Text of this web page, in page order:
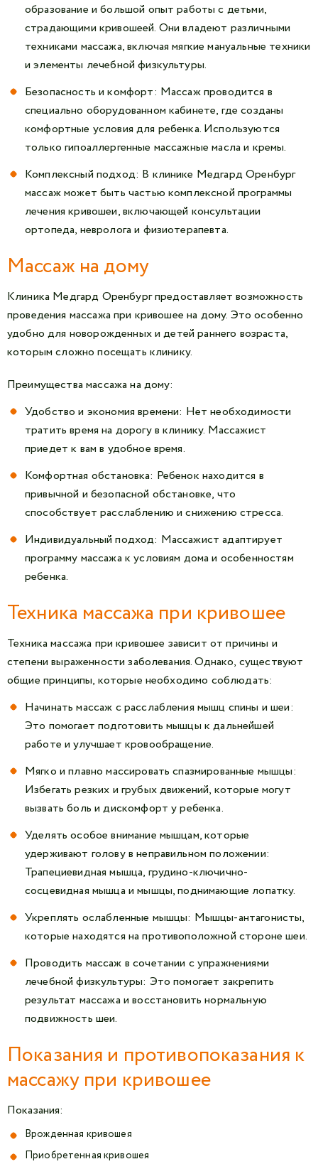
образование и большой опыт работы с детьми,
страдающими кривошеей. Они владеют различными
техниками массажа, включая мягкие мануальные техники
и элементы лечебной физкультуры.
Безопасность и комфорт: Массаж проводится в
специально оборудованном кабинете, где созданы
комфортные условия для ребенка. Используются
только гипоаллергенные массажные масла и кремы.
Комплексный подход: В клинике Медгард Оренбург
массаж может быть частью комплексной программы
лечения кривошеи, включающей консультации
ортопеда, невролога и физиотерапевта.
Массаж на дому
Клиника Медгард Оренбург предоставляет возможность
проведения массажа при кривошее на дому. Это особенно
удобно для новорожденных и детей раннего возраста,
которым сложно посещать клинику.
Преимущества массажа на дому:
Удобство и экономия времени: Нет необходимости
тратить время на дорогу в клинику. Массажист
приедет к вам в удобное время.
Комфортная обстановка: Ребенок находится в
привычной и безопасной обстановке, что
способствует расслаблению и снижению стресса.
Индивидуальный подход: Массажист адаптирует
программу массажа к условиям дома и особенностям
ребенка.
Техника массажа при кривошее
Техника массажа при кривошее зависит от причины и
степени выраженности заболевания. Однако, существуют
общие принципы, которые необходимо соблюдать:
Начинать массаж с расслабления мышц спины и шеи:
Это помогает подготовить мышцы к дальнейшей
работе и улучшает кровообращение.
Мягко и плавно массировать спазмированные мышцы:
Избегать резких и грубых движений, которые могут
вызвать боль и дискомфорт у ребенка.
Уделять особое внимание мышцам, которые
удерживают голову в неправильном положении:
Трапециевидная мышца, грудино-ключично-
сосцевидная мышца и мышцы, поднимающие лопатку.
Укреплять ослабленные мышцы: Мышцы-антагонисты,
которые находятся на противоположной стороне шеи.
Проводить массаж в сочетании с упражнениями
лечебной физкультуры: Это помогает закрепить
результат массажа и восстановить нормальную
подвижность шеи.
Показания и противопоказания к
массажу при кривошее
Показания:
Врожденная кривошея
Приобретенная кривошея